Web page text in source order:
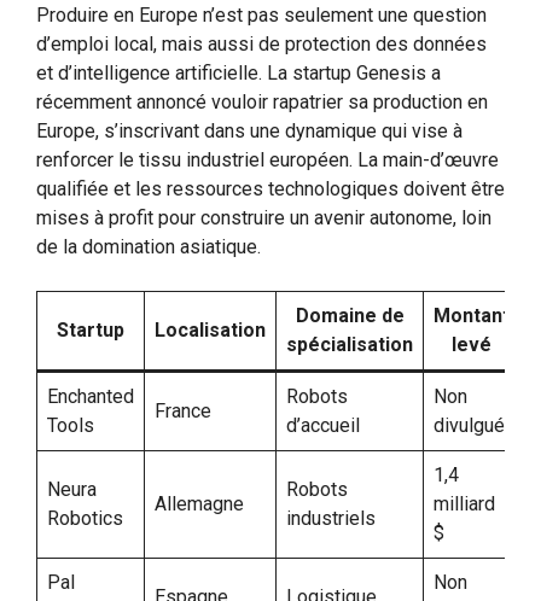
Produire en Europe n’est pas seulement une question
d’emploi local, mais aussi de protection des données
et d’intelligence artificielle. La startup Genesis a
récemment annoncé vouloir rapatrier sa production en
Europe, s’inscrivant dans une dynamique qui vise à
renforcer le tissu industriel européen. La main-d’œuvre
qualifiée et les ressources technologiques doivent être
mises à profit pour construire un avenir autonome, loin
de la domination asiatique.
Startup Localisation
Domaine de
spécialisation
Montant
levé
Enchanted
Tools
France
Robots
d’accueil
Non
divulgué
Neura
Robotics
Allemagne
Robots
industriels
1,4
milliard
$
Pal
Non